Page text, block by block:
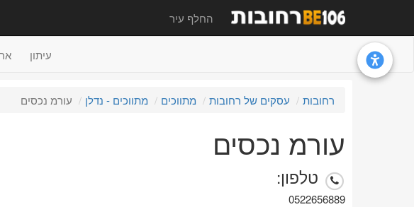
החלף עיר
עיתון
רחובות עסקים של רחובות מתווכים מתווכים - נדלן עורמ נכסים
עורמ נכסים
טלפון:
0522656889